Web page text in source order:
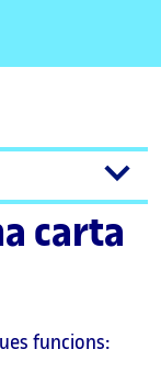
carta
funcions: